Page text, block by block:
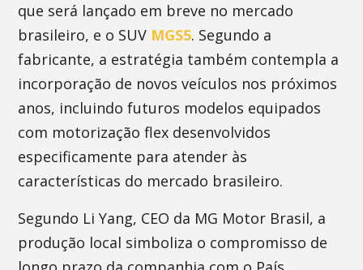
que será lançado em breve no mercado
brasileiro, e o SUV MGS5. Segundo a
fabricante, a estratégia também contempla a
incorporação de novos veículos nos próximos
anos, incluindo futuros modelos equipados
com motorização flex desenvolvidos
especificamente para atender às
características do mercado brasileiro.
Segundo Li Yang, CEO da MG Motor Brasil, a
produção local simboliza o compromisso de